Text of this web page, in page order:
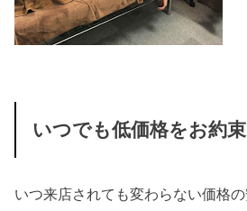
いつでも低価格をお約
いつ来店されても変わらない価格の